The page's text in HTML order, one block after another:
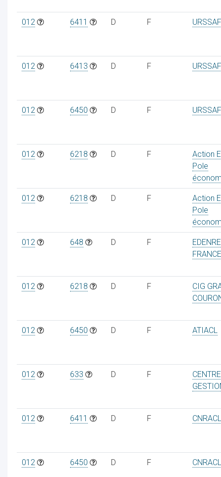
012 6411 D F
012 6413 D F
012 6450 D F
012 6218 D F
Action
Pole
012 6218 D F
Action
Pole
012 648 D F
FRANCE
012 6218 D F
CIG
012 6450 D F ATIACL
012 633 D F
012 6411 D F CNRACL
012 6450 D F CNRACL